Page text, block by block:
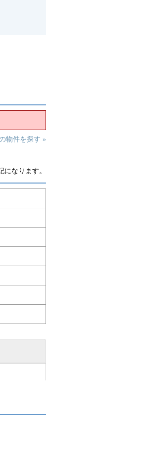
物件を探す »
なります。